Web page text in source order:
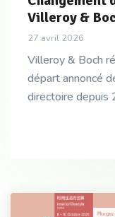
Villeroy &
27 avril 2026
Villeroy & Boch
départ annoncé
directoire depuis